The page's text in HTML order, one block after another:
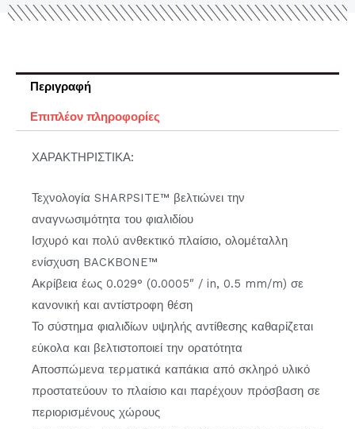
Περιγραφή
Επιπλέον πληροφορίες
ΧΑΡΑΚΤΗΡΙΣΤΙΚΑ:
Τεχνολογία SHARPSITE™ βελτιώνει την
αναγνωσιμότητα του φιαλιδίου
Ισχυρό και πολύ ανθεκτικό πλαίσιο, ολομέταλλη
ενίσχυση BACKBONE™
Ακρίβεια έως 0.029° (0.0005″ / in, 0.5 mm/m) σε
κανονική και αντίστροφη θέση
Το σύστημα φιαλιδίων υψηλής αντίθεσης καθαρίζεται
εύκολα και βελτιστοποιεί την ορατότητα
Αποσπώµενα τερµατικά καπάκια από σκληρό υλικό
προστατεύουν το πλαίσιο και παρέχουν πρόσβαση σε
περιορισµένους χώρους